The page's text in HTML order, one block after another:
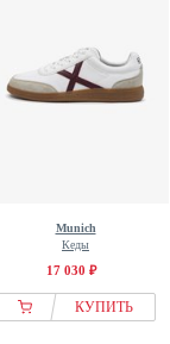
Munich
Кеды
17 030 ₽
КУПИТЬ